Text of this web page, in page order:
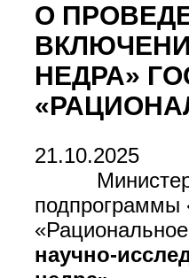
О
НЕДРА»
21.10.2025
подпрограммы
научно-